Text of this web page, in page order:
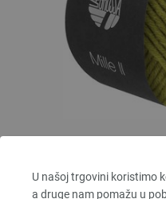
U našoj trgovini koristimo
a druge nam pomažu u
50 %